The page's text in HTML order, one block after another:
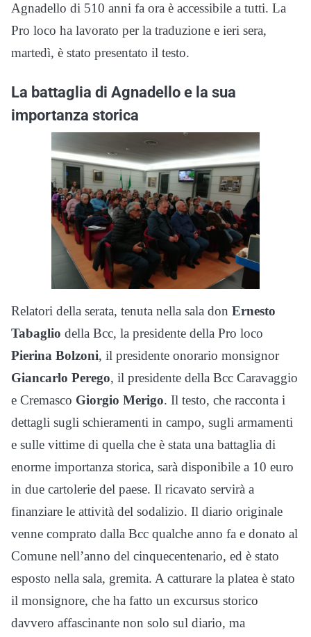
Agnadello di 510 anni fa ora è accessibile a tutti. La
Pro loco ha lavorato per la traduzione e ieri sera,
martedì, è stato presentato il testo.
La battaglia di Agnadello e la sua
importanza storica
Relatori della serata, tenuta nella sala don Ernesto
Tabaglio della Bcc, la presidente della Pro loco
Pierina Bolzoni, il presidente onorario monsignor
Giancarlo Perego, il presidente della Bcc Caravaggio
e Cremasco Giorgio Merigo. Il testo, che racconta i
dettagli sugli schieramenti in campo, sugli armamenti
e sulle vittime di quella che è stata una battaglia di
enorme importanza storica, sarà disponibile a 10 euro
in due cartolerie del paese. Il ricavato servirà a
finanziare le attività del sodalizio. Il diario originale
venne comprato dalla Bcc qualche anno fa e donato al
Comune nell’anno del cinquecentenario, ed è stato
esposto nella sala, gremita. A catturare la platea è stato
il monsignore, che ha fatto un excursus storico
davvero affascinante non solo sul diario, ma